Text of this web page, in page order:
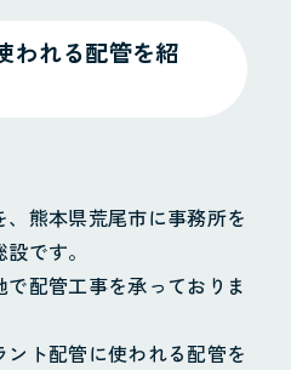
われる配管を紹
熊本県荒尾市に事務所を
です。
配管工事を承っておりま
ト配管に使われる配管を